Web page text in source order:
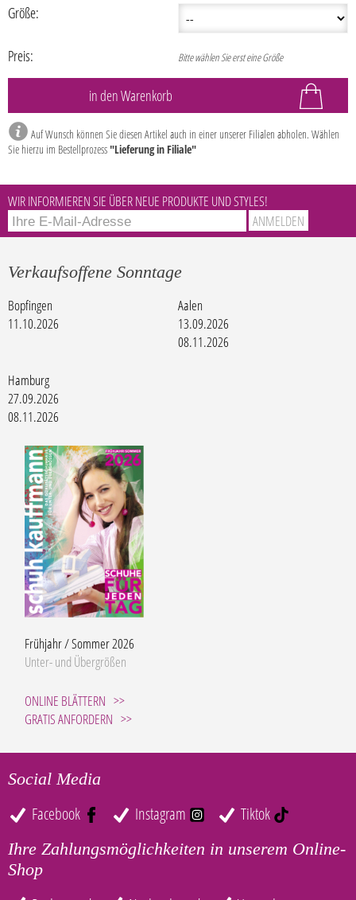
Größe:
Preis: Bitte wählen Sie erst eine Größe
Auf Wunsch können Sie diesen Artikel auch in einer unserer Filialen abholen. Wählen
Sie hierzu im Bestellprozess"Lieferung in Filiale"
WIR INFORMIEREN SIE ÜBER NEUE PRODUKTE UND STYLES!
Verkaufsoffene Sonntage
Bopfingen
11.10.2026
Aalen
13.09.2026
08.11.2026
Hamburg
27.09.2026
08.11.2026
Frühjahr / Sommer 2026
Unter- und Übergrößen
ONLINE BLÄTTERN
GRATIS ANFORDERN
Social Media
Facebook Instagram Tiktok
Ihre Zahlungsmöglichkeiten in unserem Online-
Shop